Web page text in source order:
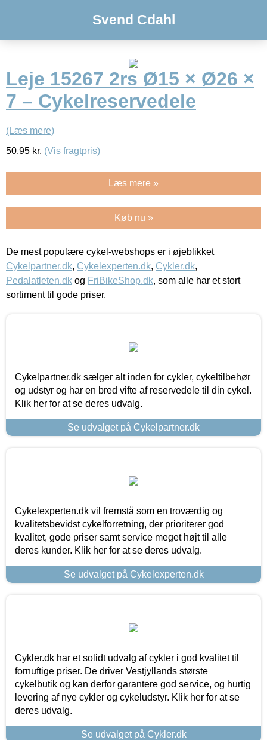
Svend Cdahl
Leje 15267 2rs Ø15 × Ø26 ×
7 – Cykelreservedele
(Læs mere)
50.95 kr. (Vis fragtpris)
Læs mere »
Køb nu »
De mest populære cykel-webshops er i øjeblikket
Cykelpartner.dk, Cykelexperten.dk, Cykler.dk,
Pedalatleten.dk og FriBikeShop.dk, som alle har et stort
sortiment til gode priser.
Cykelpartner.dk sælger alt inden for cykler, cykeltilbehør
og udstyr og har en bred vifte af reservedele til din cykel.
Klik her for at se deres udvalg.
Se udvalget på Cykelpartner.dk
Cykelexperten.dk vil fremstå som en troværdig og
kvalitetsbevidst cykelforretning, der prioriterer god
kvalitet, gode priser samt service meget højt til alle
deres kunder. Klik her for at se deres udvalg.
Se udvalget på Cykelexperten.dk
Cykler.dk har et solidt udvalg af cykler i god kvalitet til
fornuftige priser. De driver Vestjyllands største
cykelbutik og kan derfor garantere god service, og hurtig
levering af nye cykler og cykeludstyr. Klik her for at se
deres udvalg.
Se udvalget på Cykler.dk